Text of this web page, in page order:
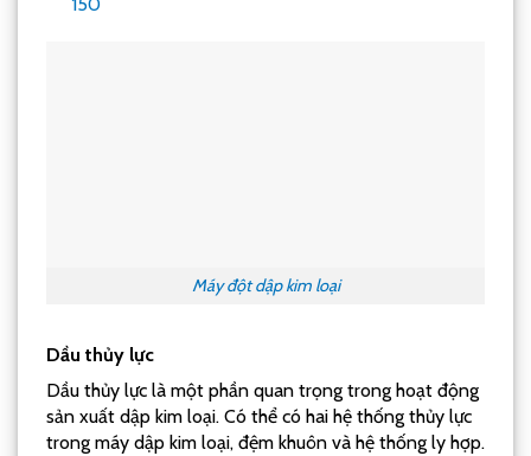
Máy đột dập kim loại
Dầu thủy lực
Dầu thủy lực là một phần quan trọng trong hoạt động
sản xuất dập kim loại. Có thể có hai hệ thống thủy lực
trong máy dập kim loại, đệm khuôn và hệ thống ly hợp.